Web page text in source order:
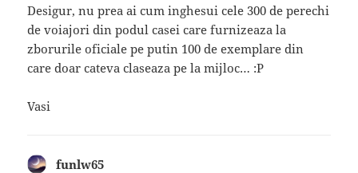
Desigur, nu prea ai cum inghesui cele 300 de perechi
de voiajori din podul casei care furnizeaza la
zborurile oficiale pe putin 100 de exemplare din
care doar cateva claseaza pe la mijloc… :P
Vasi
funlw65